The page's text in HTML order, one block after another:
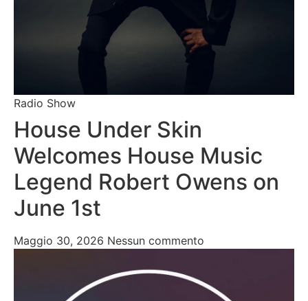
Radio Show
House Under Skin
Welcomes House Music
Legend Robert Owens on
June 1st
Maggio 30, 2026 Nessun commento